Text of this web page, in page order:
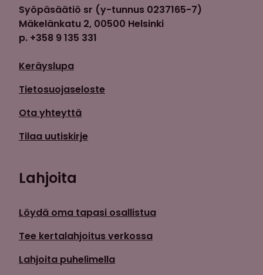
Syöpäsäätiö sr (y-tunnus 0237165-7)
Mäkelänkatu 2, 00500 Helsinki
p. +358 9 135 331
Keräyslupa
Tietosuojaseloste
Ota yhteyttä
Tilaa uutiskirje
Lahjoita
Löydä oma tapasi osallistua
Tee kertalahjoitus verkossa
Lahjoita puhelimella